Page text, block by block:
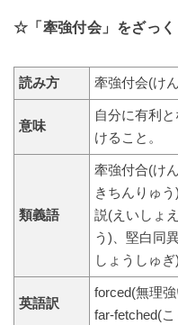
☆「牽強付会」をざっ
読み方 牽強付会(け
意味
自分に有利
けること。
類義語
牽強付合(け
きちんりゅ
説(えいしょ
う)、堅白同
しょうしゅ
英語訳
forced(無理
far-fetched(